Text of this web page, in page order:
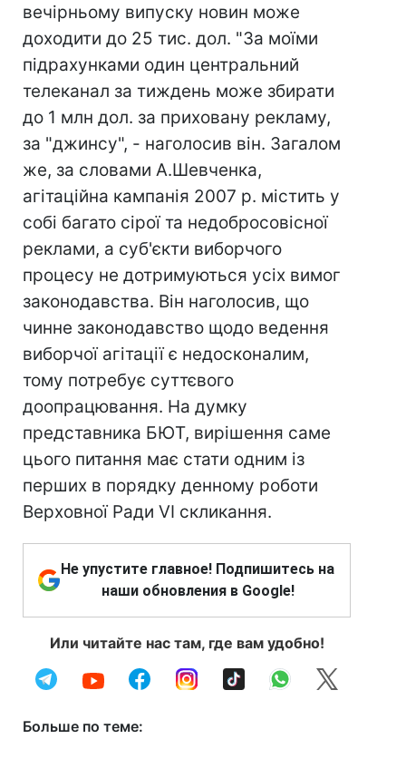
вечірньому випуску новин може
доходити до 25 тис. дол. "За моїми
підрахунками один центральний
телеканал за тиждень може збирати
до 1 млн дол. за приховану рекламу,
за "джинсу", - наголосив він. Загалом
же, за словами А.Шевченка,
агітаційна кампанія 2007 р. містить у
собі багато сірої та недобросовісної
реклами, а суб'єкти виборчого
процесу не дотримуються усіх вимог
законодавства. Він наголосив, що
чинне законодавство щодо ведення
виборчої агітації є недосконалим,
тому потребує суттєвого
доопрацювання. На думку
представника БЮТ, вирішення саме
цього питання має стати одним із
перших в порядку денному роботи
Верховної Ради VI скликання.
Не упустите главное! Подпишитесь на
наши обновления в Google!
Или читайте нас там, где вам удобно!
Больше по теме: